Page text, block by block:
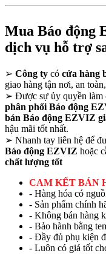
Mua Báo động
dịch vụ hỗ trợ
➢ Công ty có cửa hàng
giao hàng tận nơi, an
➢ Được sự ủy quyền làm
phân phối Báo động
bán Báo động EZVIZ
hậu mãi tốt nhất.
➢ Nhanh tay liên hệ để
Báo động EZVIZ hoặc
chất lượng tốt
CAM KẾT BÁN
- Hàng hóa có
- Sản phẩm chính
- Không bán hàng
- Bảo hành bằng
- Đầy đủ phụ kiện
- Luôn có giá tốt